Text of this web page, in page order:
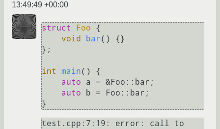
13:49:49 +00:00
struct Foo {
void
bar ()
{}
};
int main()
{
auto a = &Foo::bar;
auto b = Foo::bar;
}
test.cpp:7:19: error: call to